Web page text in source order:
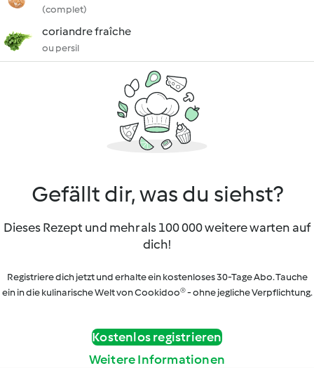
(complet)
coriandre fraîche
ou persil
Gefällt dir, was du siehst?
Dieses Rezept und mehr als 100 000 weitere warten auf
dich!
Registriere dich jetzt und erhalte ein kostenloses 30-Tage Abo. Tauche
ein in die kulinarische Welt von Cookidoo® - ohne jegliche Verpflichtung.
Kostenlos registrieren
Weitere Informationen